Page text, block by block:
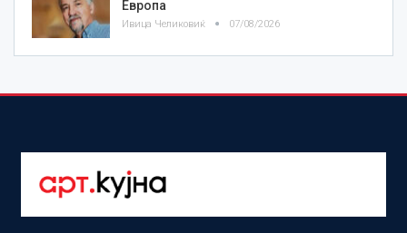
Европа
Ивица Челиковиќ 07/08/2026